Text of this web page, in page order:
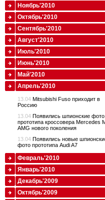
Ноябрь'2010
Октябрь'2010
Сентябрь'2010
Август'2010
Июль'2010
Июнь'2010
Май'2010
Апрель'2010
13.04 Mitsubishi Fuso приходит в
Россию
13.04 Появились шпионские фото
прототипа кроссовера Mercedes
AMG нового поколения
13.04 Появились новые
фото прототипа Audi A7
Февраль'2010
Январь'2010
Декабрь'2009
Октябрь'2009